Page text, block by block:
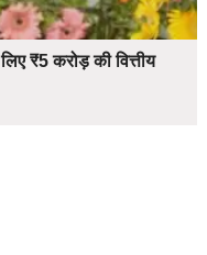
₹5 करोड़ की वित्तीय